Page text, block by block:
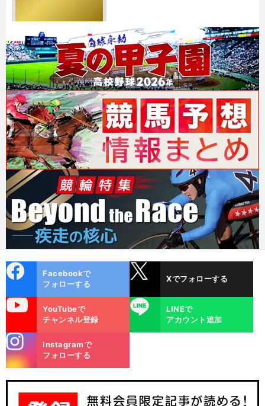
ok
Facebookで
フォローする
Xでフォローする
YouTubeで
チャンネル登録
LINE
LINEで
アカウント追加
m
Instagramで
フォローする